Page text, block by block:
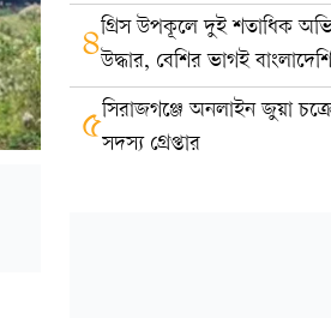
দম্পতি গ্রেপ্তার
৪গ্রিস উপকূলে দুই শতাধিক
উদ্ধার, বেশির ভাগই বাংলাদেশি
৫সিরাজগঞ্জে অনলাইন জুয়া
সদস্য গ্রেপ্তার